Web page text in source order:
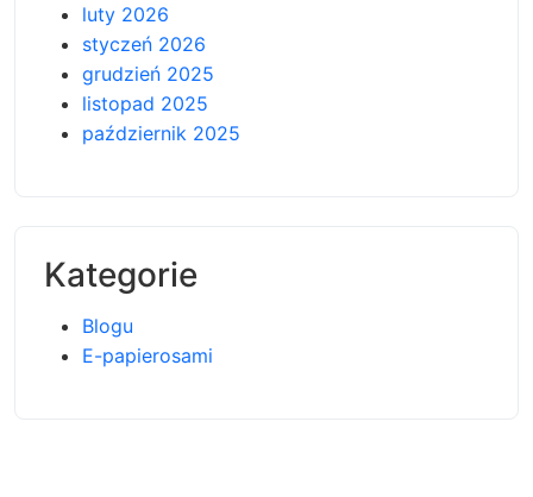
luty 2026
styczeń 2026
grudzień 2025
listopad 2025
październik 2025
Kategorie
Blogu
E-papierosami